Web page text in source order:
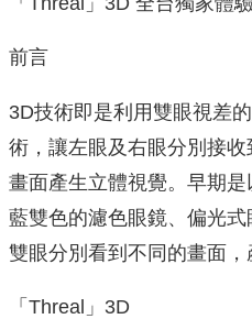
前言
3D技術即是利用雙眼視差
術，讓左眼及右眼分別接
畫面產生立體視覺。早期
藍雙色的濾色眼鏡、偏光
雙眼分別看到不同的畫面，
「Threal」3D